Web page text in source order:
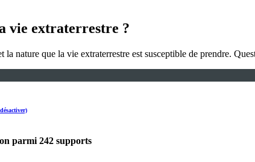
vie extraterrestre ?
la nature que la vie extraterrestre est susceptible de prendre.
parmi 242 supports